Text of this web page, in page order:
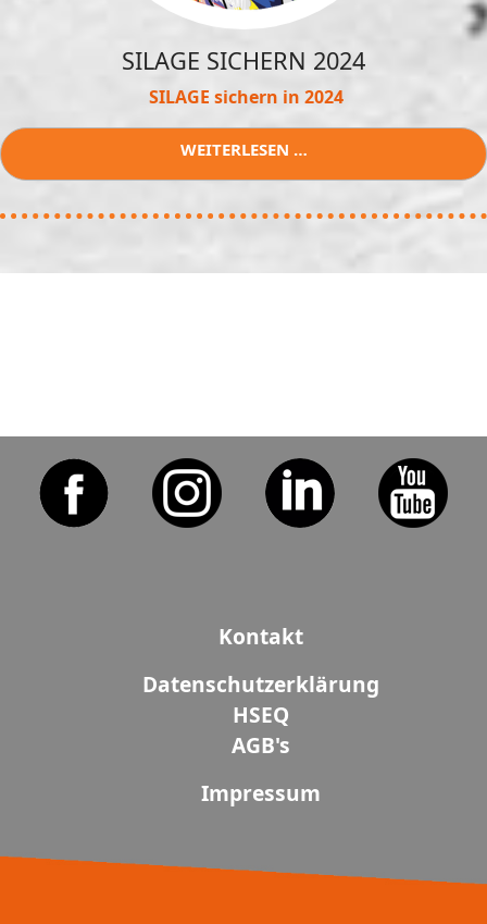
SILAGE SICHERN 2024
SILAGE sichern in 2024
WEITERLESEN …
Kontakt
Datenschutzerklärung
HSEQ
AGB's
Impressum